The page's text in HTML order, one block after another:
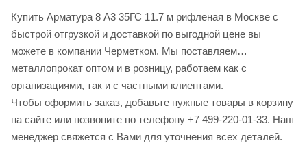
Купить Арматура 8 А3 35ГС 11.7 м рифленая в Москве с
быстрой отгрузкой и доставкой по выгодной цене вы
можете в компании Черметком. Мы поставляем
металлопрокат оптом и в розницу, работаем как с
организациями, так и с частными клиентами.
Чтобы оформить заказ, добавьте нужные товары в корзину
на сайте или позвоните по телефону +7 499-220-01-33. Наш
менеджер свяжется с Вами для уточнения всех деталей.